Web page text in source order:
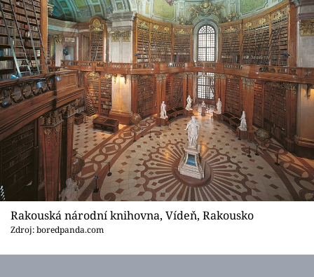
Rakouská národní knihovna, Vídeň, Rakousko
Zdroj: boredpanda.com